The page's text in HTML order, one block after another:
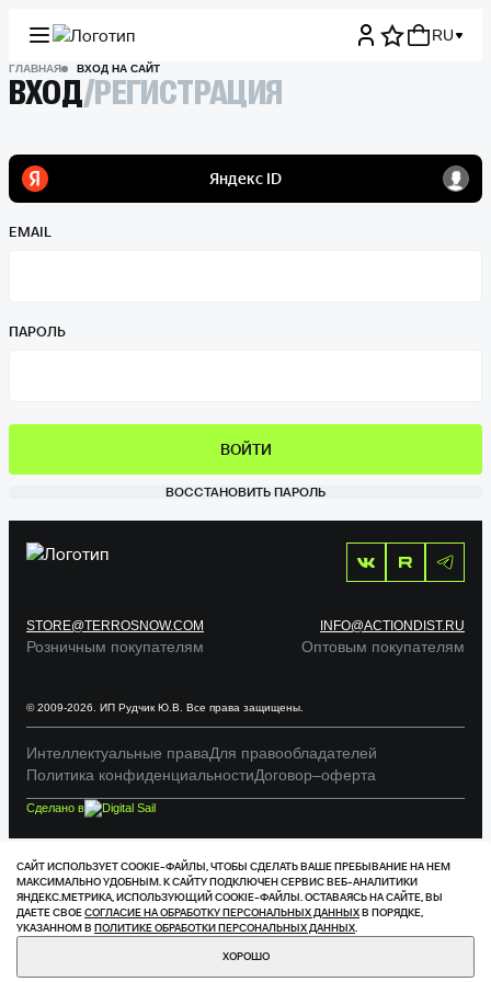
RU
ГЛАВНАЯ ВХОД НА САЙТ
ВХОД/РЕГИСТРАЦИЯ
EMAIL
ПАРОЛЬ
ВОССТАНОВИТЬ ПАРОЛЬ
STORE@TERROSNOW.COM
Розничным покупателям
INFO@ACTIONDIST.RU
Оптовым покупателям
© 2009-2026. ИП Рудчик Ю.В. Все права защищены.
Интеллектуальные праваДля правообладателей
Политика конфиденциальностиДоговор–оферта
Сделано в
САЙТ ИСПОЛЬЗУЕТ COOKIE-ФАЙЛЫ, ЧТОБЫ СДЕЛАТЬ ВАШЕ ПРЕБЫВАНИЕ НА НЕМ
МАКСИМАЛЬНО УДОБНЫМ. К САЙТУ ПОДКЛЮЧЕН СЕРВИС ВЕБ-АНАЛИТИКИ
ЯНДЕКС.МЕТРИКА, ИСПОЛЬЗУЮЩИЙ СOOKIE-ФАЙЛЫ. ОСТАВАЯСЬ НА САЙТЕ, ВЫ
ДАЕТЕ СВОЕСОГЛАСИЕ НА ОБРАБОТКУ ПЕРСОНАЛЬНЫХ ДАННЫХВ ПОРЯДКЕ,
УКАЗАННОМ В ПОЛИТИКЕ ОБРАБОТКИ ПЕРСОНАЛЬНЫХ ДАННЫХ.
ХОРОШО